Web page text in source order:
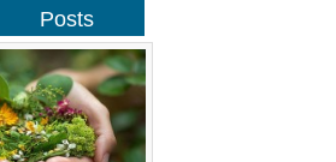
Posts